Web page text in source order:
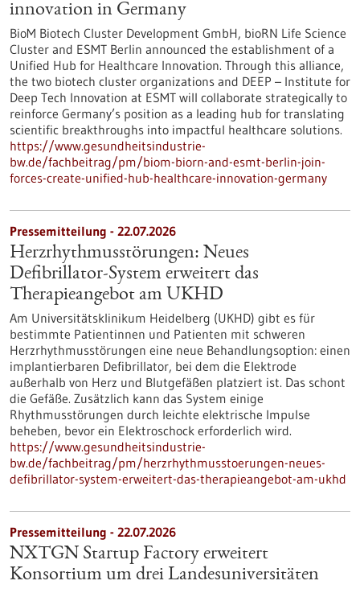
innovation in Germany
BioM Biotech Cluster Development GmbH, bioRN Life Science
Cluster and ESMT Berlin announced the establishment of a
Unified Hub for Healthcare Innovation. Through this alliance,
the two biotech cluster organizations and DEEP – Institute for
Deep Tech Innovation at ESMT will collaborate strategically to
reinforce Germany’s position as a leading hub for translating
scientific breakthroughs into impactful healthcare solutions.
https://www.gesundheitsindustrie-
bw.de/fachbeitrag/pm/biom-biorn-and-esmt-berlin-join-
forces-create-unified-hub-healthcare-innovation-germany
Pressemitteilung - 22.07.2026
Herzrhythmusstörungen: Neues
Defibrillator-System erweitert das
Therapieangebot am UKHD
Am Universitätsklinikum Heidelberg (UKHD) gibt es für
bestimmte Patientinnen und Patienten mit schweren
Herzrhythmusstörungen eine neue Behandlungsoption: einen
implantierbaren Defibrillator, bei dem die Elektrode
außerhalb von Herz und Blutgefäßen platziert ist. Das schont
die Gefäße. Zusätzlich kann das System einige
Rhythmusstörungen durch leichte elektrische Impulse
beheben, bevor ein Elektroschock erforderlich wird.
https://www.gesundheitsindustrie-
bw.de/fachbeitrag/pm/herzrhythmusstoerungen-neues-
defibrillator-system-erweitert-das-therapieangebot-am-ukhd
Pressemitteilung - 22.07.2026
NXTGN Startup Factory erweitert
Konsortium um drei Landesuniversitäten